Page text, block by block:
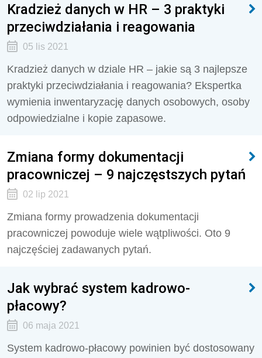
Kradzież danych w HR – 3 praktyki
przeciwdziałania i reagowania
05 lis 2021
Kradzież danych w dziale HR – jakie są 3 najlepsze
praktyki przeciwdziałania i reagowania? Ekspertka
wymienia inwentaryzację danych osobowych, osoby
odpowiedzialne i kopie zapasowe.
Zmiana formy dokumentacji
pracowniczej – 9 najczęstszych pytań
02 lip 2021
Zmiana formy prowadzenia dokumentacji
pracowniczej powoduje wiele wątpliwości. Oto 9
najczęściej zadawanych pytań.
Jak wybrać system kadrowo-
płacowy?
06 maja 2021
System kadrowo-płacowy powinien być dostosowany